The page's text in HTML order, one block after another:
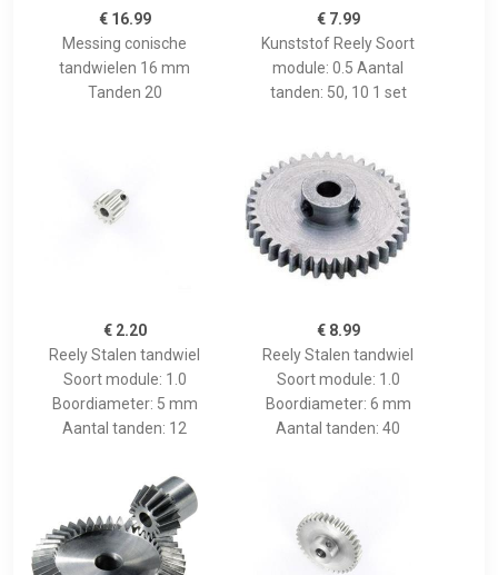
€ 16.99
Messing conische
tandwielen 16 mm
Tanden 20
€ 7.99
Kunststof Reely Soort
module: 0.5 Aantal
tanden: 50, 10 1 set
€ 2.20
Reely Stalen tandwiel
Soort module: 1.0
Boordiameter: 5 mm
Aantal tanden: 12
€ 8.99
Reely Stalen tandwiel
Soort module: 1.0
Boordiameter: 6 mm
Aantal tanden: 40